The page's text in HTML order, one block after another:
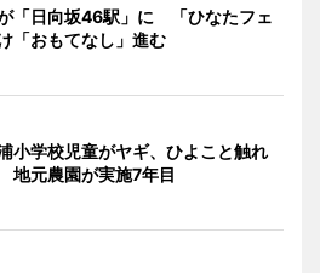
「日向坂46駅」に 「ひなたフェ
「おもてなし」進む
小学校児童がヤギ、ひよこと触れ
元農園が実施7年目